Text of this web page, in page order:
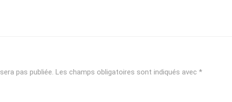
pas publiée. Les champs obligatoires sont indiqués avec *